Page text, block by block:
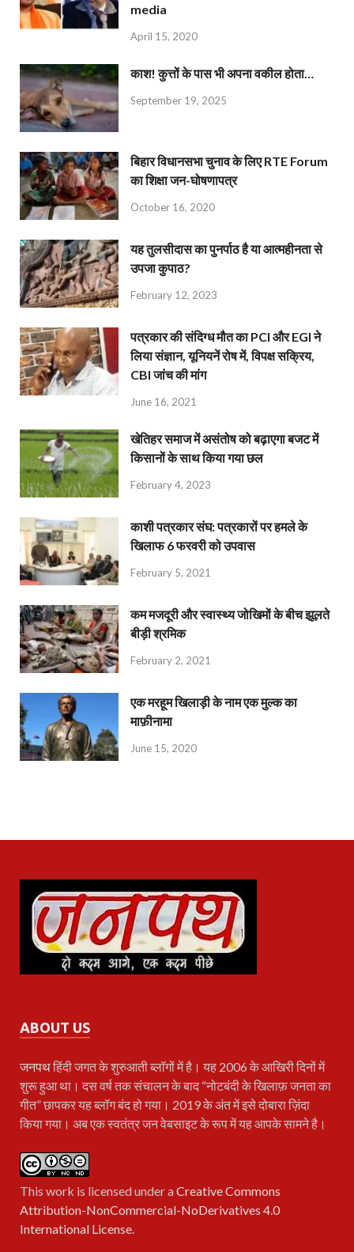
media
April 15, 2020
काश! कुत्तों के पास भी अपना वकील होता…
September 19, 2025
बिहार विधानसभा चुनाव के लिए RTE Forum
का शिक्षा जन-घोषणापत्र
October 16, 2020
यह तुलसीदास का पुनर्पाठ है या आत्महीनता से
उपजा कुपाठ?
February 12, 2023
पत्रकार की संदिग्ध मौत का PCI और EGI ने
लिया संज्ञान, यूनियनें रोष में, विपक्ष सक्रिय,
CBI जांच की मांग
June 16, 2021
खेतिहर समाज में असंतोष को बढ़ाएगा बजट में
किसानों के साथ किया गया छल
February 4, 2023
काशी पत्रकार संघ: पत्रकारों पर हमले के
खिलाफ 6 फरवरी को उपवास
February 5, 2021
कम मजदूरी और स्वास्थ्य जोखिमों के बीच झूलते
बीड़ी श्रमिक
February 2, 2021
एक मरहूम खिलाड़ी के नाम एक मुल्क का
माफ़ीनामा
June 15, 2020
ABOUT US
जनपथहिंदी जगत के शुरुआती ब्लॉगों में है। यह 2006 के आखिरी दिनों में
शुरू हुआ था। दस वर्ष तक संचालन के बाद “नोटबंदी के खिलाफ़ जनता का
गीत” छापकर यह ब्लॉग बंद हो गया। 2019 के अंत में इसे दोबारा ज़िंदा
किया गया। अब एक स्वतंत्र जन वेबसाइट के रूप में यह आपके सामने है।
This work is licensed under aCreative Commons
Attribution-NonCommercial-NoDerivatives 4.0
International License.